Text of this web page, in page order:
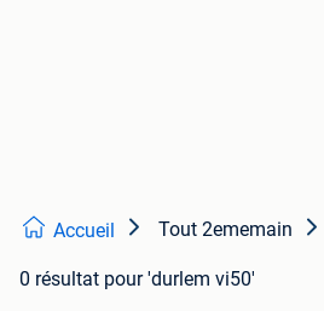
Accueil Tout 2ememain
0 résultat pour 'durlem vi50'